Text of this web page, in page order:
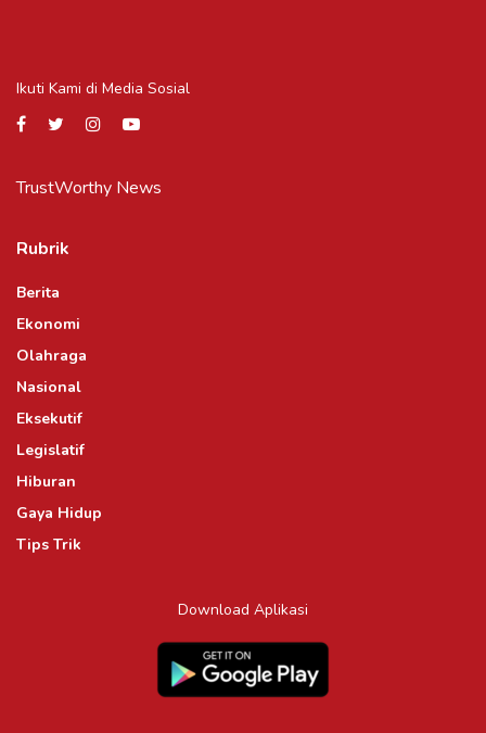
Ikuti Kami di Media Sosial
TrustWorthy News
Rubrik
Berita
Ekonomi
Olahraga
Nasional
Eksekutif
Legislatif
Hiburan
Gaya Hidup
Tips Trik
Download Aplikasi